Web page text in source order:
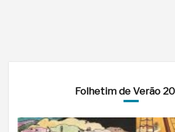
Folhetim de Verão